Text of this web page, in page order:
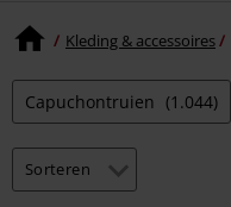
Kleding & accessoires
Capuchontruien (1.044)